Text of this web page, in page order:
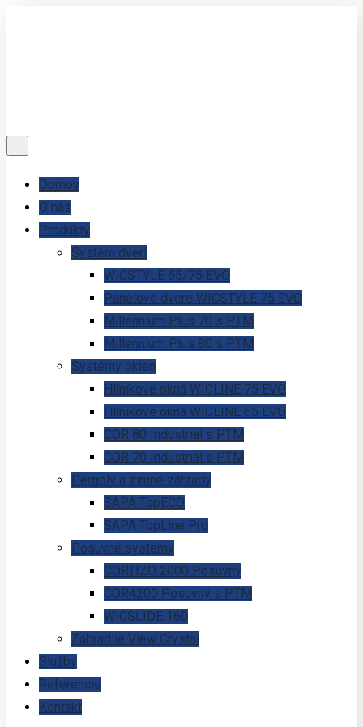
Domov
O nás
Produkty
Systém dverí
WICSTYLE 65/75 EVO
Panelové dvere WICSTYLE 75 EVO
Millennium Plus 70 s PTM
Millennium Plus 80 s PTM
Systémy okien
Hliníkové okná WICLINE 75 EVO
Hliníkové okná WICLINE 65 EVO
COR 80 Industrial s PTM
COR 70 Industrial s PTM
Pergoly a zimné záhrady
SAPA TopECO
SAPA TopLine Pro
Posuvné systémy
CORTIZO 2000 Posuvný
COR4200 Posuvný s PTM
WICSLIDE 160
Zábradlie View Crystal
Služby
Referencie
Kontakt